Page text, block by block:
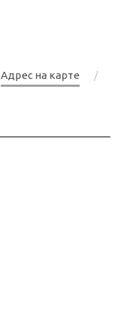
Адрес на карте